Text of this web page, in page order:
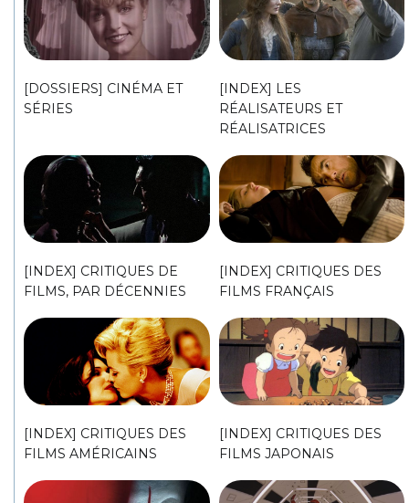
[DOSSIERS] CINÉMA ET
SÉRIES
[INDEX] LES
RÉALISATEURS ET
RÉALISATRICES
[INDEX] CRITIQUES DE
FILMS, PAR DÉCENNIES
[INDEX] CRITIQUES DES
FILMS FRANÇAIS
[INDEX] CRITIQUES DES
FILMS AMÉRICAINS
[INDEX] CRITIQUES DES
FILMS JAPONAIS